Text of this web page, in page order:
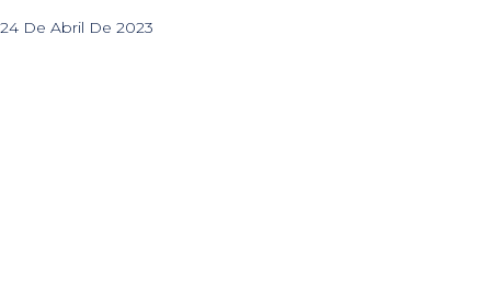
24 De Abril De 2023